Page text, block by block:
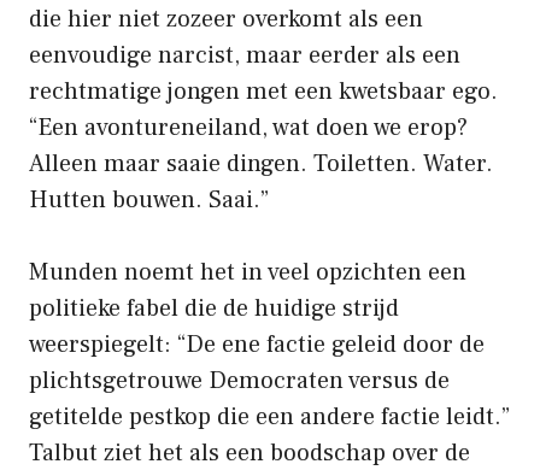
die hier niet zozeer overkomt als een
eenvoudige narcist, maar eerder als een
rechtmatige jongen met een kwetsbaar ego.
“Een avontureneiland, wat doen we erop?
Alleen maar saaie dingen. Toiletten. Water.
Hutten bouwen. Saai.”
Munden noemt het in veel opzichten een
politieke fabel die de huidige strijd
weerspiegelt: “De ene factie geleid door de
plichtsgetrouwe Democraten versus de
getitelde pestkop die een andere factie leidt.”
Talbut ziet het als een boodschap over de